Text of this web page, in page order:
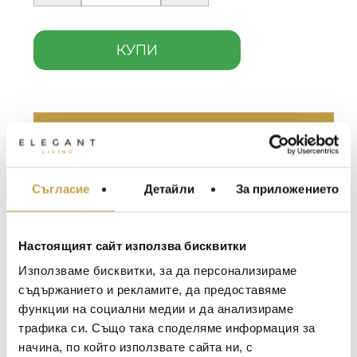
Съгласие Детайли За приложението
Настоящият сайт използва бисквитки
Използваме бисквитки, за да персонализираме
съдържанието и рекламите, да предоставяме
функции на социални медии и да анализираме
трафика си. Също така споделяме информация за
начина, по който използвате сайта ни, с
КУПИ
Описание
Цвят /
Colour
Размери /
Dimensions
H48, Dia. 27 cm
МЕБЕЛИ ЗА ДОМА И
ЗА МАСАТА
ТЕКСТИЛ ЗА ДОМА
АРОМАТИ ЗА ДОМА
BACCARAT
TOM DIXON
MICHAEL ARAM